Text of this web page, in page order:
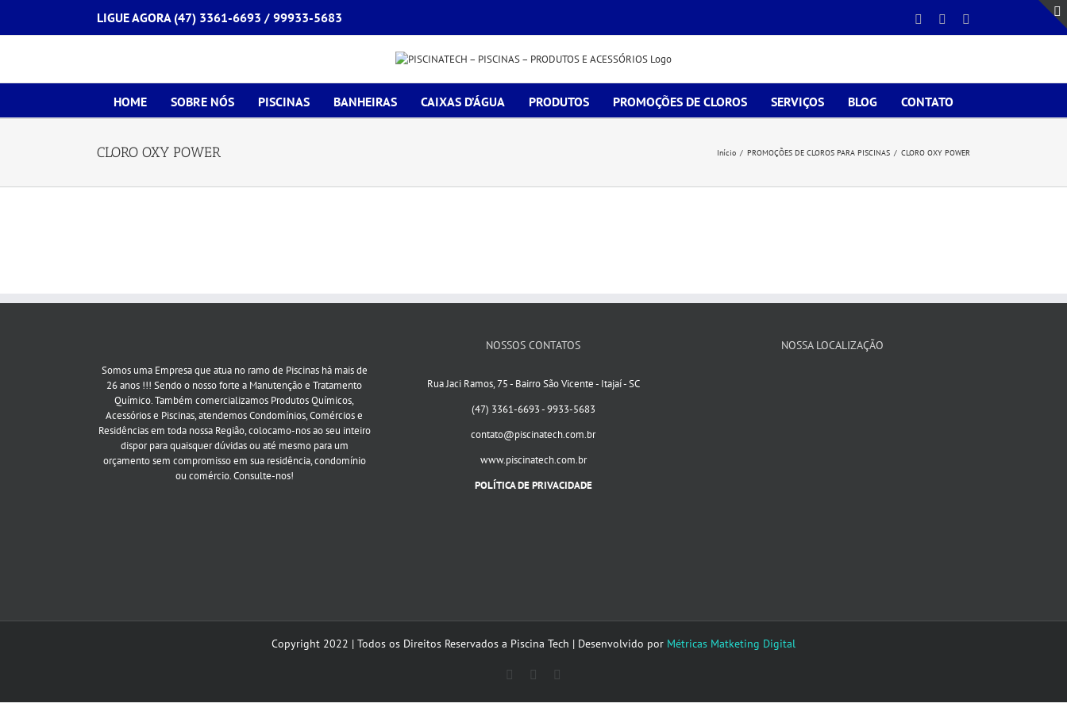
o
LIGUE AGORA (47) 3361-6693 / 99933-5683 FacebookInstagram
HOME SOBRE NÓS PISCINAS BANHEIRAS CAIXAS D’ÁGUA PRODUTOS PROMOÇÕES DE CLOROS SERVIÇOS BLOG CONTATO
CLORO OXY POWER Início / PROMOÇÕES DE CLOROS PARA PISCINAS / CLORO OXY POWER
Somos uma Empresa que atua no ramo de Piscinas há mais de
26 anos !!! Sendo o nosso forte a Manutenção e Tratamento
Químico. Também comercializamos Produtos Químicos,
Acessórios e Piscinas, atendemos Condomínios, Comércios e
Residências em toda nossa Região, colocamo-nos ao seu inteiro
dispor para quaisquer dúvidas ou até mesmo para um
orçamento sem compromisso em sua residência, condomínio
ou comércio. Consulte-nos!
NOSSOS CONTATOS
Rua Jaci Ramos, 75 - Bairro São Vicente - Itajaí - SC
(47) 3361-6693 - 9933-5683
contato@piscinatech.com.br
www.piscinatech.com.br
POLÍTICA DE PRIVACIDADE
NOSSA LOCALIZAÇÃO
Copyright 2022 | Todos os Direitos Reservados a Piscina Tech | Desenvolvido por Métricas Matketing Digital
FacebookInstagram